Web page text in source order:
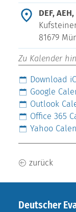
DEF,
81679
Zu Kalender
Download
Google
Outlook
Office 365
Yahoo
zurück
Deutscher